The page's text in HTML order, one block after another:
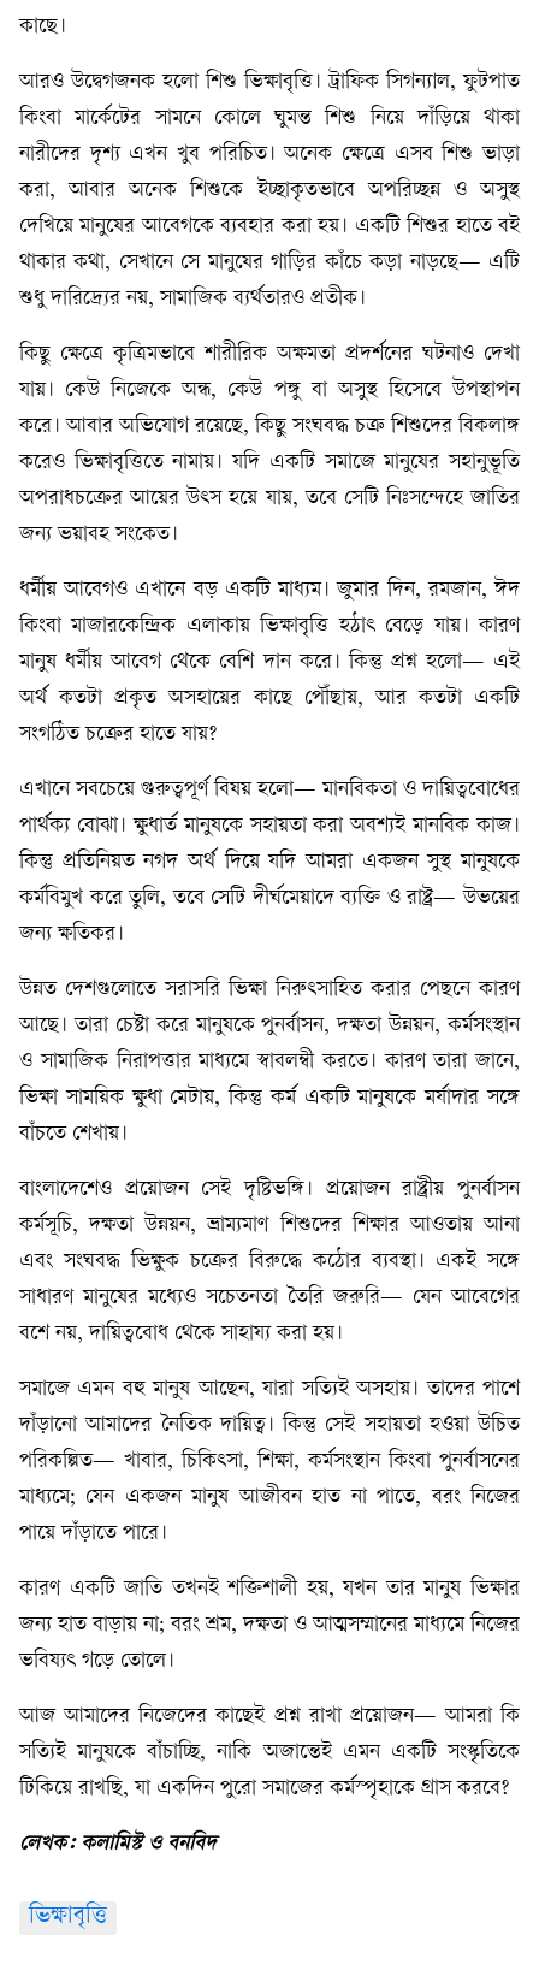
কাছে।
আরও উদ্বেগজনক হলো শিশু ভিক্ষাবৃত্তি। ট্রাফিক সিগন্যাল, ফুটপাত
কিংবা মার্কেটের সামনে কোলে ঘুমন্ত শিশু নিয়ে দাঁড়িয়ে থাকা
নারীদের দৃশ্য এখন খুব পরিচিত। অনেক ক্ষেত্রে এসব শিশু ভাড়া
করা, আবার অনেক শিশুকে ইচ্ছাকৃতভাবে অপরিচ্ছন্ন ও অসুস্থ
দেখিয়ে মানুষের আবেগকে ব্যবহার করা হয়। একটি শিশুর হাতে বই
থাকার কথা, সেখানে সে মানুষের গাড়ির কাঁচে কড়া নাড়ছে— এটি
শুধু দারিদ্র্যের নয়, সামাজিক ব্যর্থতারও প্রতীক।
কিছু ক্ষেত্রে কৃত্রিমভাবে শারীরিক অক্ষমতা প্রদর্শনের ঘটনাও দেখা
যায়। কেউ নিজেকে অন্ধ, কেউ পঙ্গু বা অসুস্থ হিসেবে উপস্থাপন
করে। আবার অভিযোগ রয়েছে, কিছু সংঘবদ্ধ চক্র শিশুদের বিকলাঙ্গ
করেও ভিক্ষাবৃত্তিতে নামায়। যদি একটি সমাজে মানুষের সহানুভূতি
অপরাধচক্রের আয়ের উৎস হয়ে যায়, তবে সেটি নিঃসন্দেহে জাতির
জন্য ভয়াবহ সংকেত।
ধর্মীয় আবেগও এখানে বড় একটি মাধ্যম। জুমার দিন, রমজান, ঈদ
কিংবা মাজারকেন্দ্রিক এলাকায় ভিক্ষাবৃত্তি হঠাৎ বেড়ে যায়। কারণ
মানুষ ধর্মীয় আবেগ থেকে বেশি দান করে। কিন্তু প্রশ্ন হলো— এই
অর্থ কতটা প্রকৃত অসহায়ের কাছে পৌঁছায়, আর কতটা একটি
সংগঠিত চক্রের হাতে যায়?
এখানে সবচেয়ে গুরুত্বপূর্ণ বিষয় হলো— মানবিকতা ও দায়িত্ববোধের
পার্থক্য বোঝা। ক্ষুধার্ত মানুষকে সহায়তা করা অবশ্যই মানবিক কাজ।
কিন্তু প্রতিনিয়ত নগদ অর্থ দিয়ে যদি আমরা একজন সুস্থ মানুষকে
কর্মবিমুখ করে তুলি, তবে সেটি দীর্ঘমেয়াদে ব্যক্তি ও রাষ্ট্র— উভয়ের
জন্য ক্ষতিকর।
উন্নত দেশগুলোতে সরাসরি ভিক্ষা নিরুৎসাহিত করার পেছনে কারণ
আছে। তারা চেষ্টা করে মানুষকে পুনর্বাসন, দক্ষতা উন্নয়ন, কর্মসংস্থান
ও সামাজিক নিরাপত্তার মাধ্যমে স্বাবলম্বী করতে। কারণ তারা জানে,
ভিক্ষা সাময়িক ক্ষুধা মেটায়, কিন্তু কর্ম একটি মানুষকে মর্যাদার সঙ্গে
বাঁচতে শেখায়।
বাংলাদেশেও প্রয়োজন সেই দৃষ্টিভঙ্গি। প্রয়োজন রাষ্ট্রীয় পুনর্বাসন
কর্মসূচি, দক্ষতা উন্নয়ন, ভ্রাম্যমাণ শিশুদের শিক্ষার আওতায় আনা
এবং সংঘবদ্ধ ভিক্ষুক চক্রের বিরুদ্ধে কঠোর ব্যবস্থা। একই সঙ্গে
সাধারণ মানুষের মধ্যেও সচেতনতা তৈরি জরুরি— যেন আবেগের
বশে নয়, দায়িত্ববোধ থেকে সাহায্য করা হয়।
সমাজে এমন বহু মানুষ আছেন, যারা সত্যিই অসহায়। তাদের পাশে
দাঁড়ানো আমাদের নৈতিক দায়িত্ব। কিন্তু সেই সহায়তা হওয়া উচিত
পরিকল্পিত— খাবার, চিকিৎসা, শিক্ষা, কর্মসংস্থান কিংবা পুনর্বাসনের
মাধ্যমে; যেন একজন মানুষ আজীবন হাত না পাতে, বরং নিজের
পায়ে দাঁড়াতে পারে।
কারণ একটি জাতি তখনই শক্তিশালী হয়, যখন তার মানুষ ভিক্ষার
জন্য হাত বাড়ায় না; বরং শ্রম, দক্ষতা ও আত্মসম্মানের মাধ্যমে নিজের
ভবিষ্যৎ গড়ে তোলে।
আজ আমাদের নিজেদের কাছেই প্রশ্ন রাখা প্রয়োজন— আমরা কি
সত্যিই মানুষকে বাঁচাচ্ছি, নাকি অজান্তেই এমন একটি সংস্কৃতিকে
টিকিয়ে রাখছি, যা একদিন পুরো সমাজের কর্মস্পৃহাকে গ্রাস করবে?
লেখক: কলামিস্ট ও বনবিদ
ভিক্ষাবৃত্তি